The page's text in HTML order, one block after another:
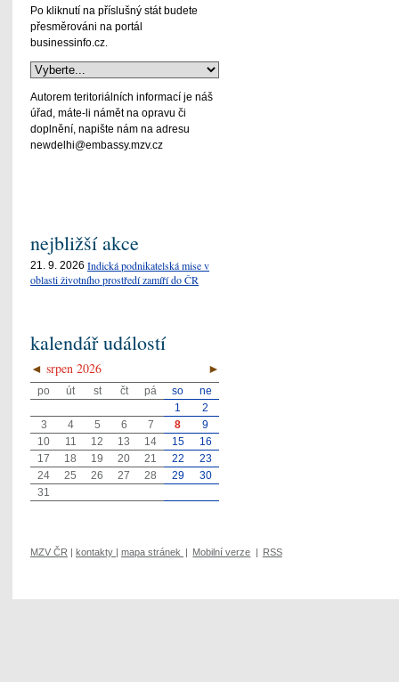
Po kliknutí na příslušný stát budete
přesměrováni na portál
businessinfo.cz.
Autorem teritoriálních informací je náš
úřad, máte-li námět na opravu či
doplnění, napište nám na adresu
newdelhi@embassy.mzv.cz
nejbližší akce
21. 9. 2026 Indická podnikatelská mise v
oblasti životního prostředí zamíří do ČR
kalendář událostí
◄ ►
srpen 2026
po út st čt pá so
ne
1
2
3
4 5 6 7 8
9
10
11 12 13 14 15
16
17
18 19 20 21 22
23
24
25 26 27 28 29
30
31
MZV ČR kontakty mapa stránek Mobilní verze RSS